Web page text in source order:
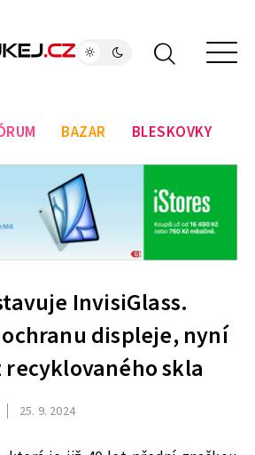
BAZAR BLESKOVKY
InvisiGlass.
displeje, nyní
skla
25. 9. 2024